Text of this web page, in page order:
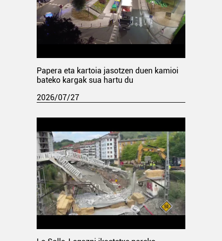
Papera eta kartoia jasotzen duen kamioi
bateko kargak sua hartu du
2026/07/27